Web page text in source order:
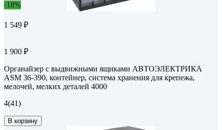
-18%
1 549 ₽
1 900 ₽
Органайзер с выдвижными ящиками АВТОЭЛЕКТРИКА
ASM 36-390, контейнер, система хранения для крепежа,
мелочей, мелких деталей 4000
4(41)
В корзину